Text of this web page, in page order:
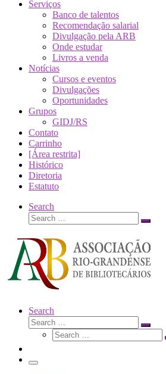
Serviços
Banco de talentos
Recomendação salarial
Divulgação pela ARB
Onde estudar
Livros a venda
Notícias
Cursos e eventos
Divulgações
Oportunidades
Grupos
GIDJ/RS
Contato
Carrinho
[Área restrita]
Histórico
Diretoria
Estatuto
Search
Search
Search
Search
Search
Search
Search
Menu